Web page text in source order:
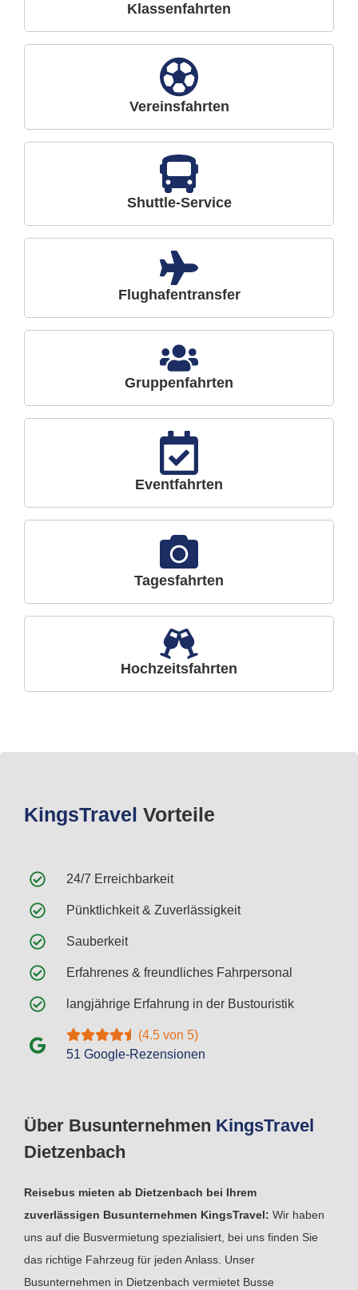
Klassenfahrten
Vereinsfahrten
Shuttle-Service
Flughafentransfer
Gruppenfahrten
Eventfahrten
Tagesfahrten
Hochzeitsfahrten
Über Busunternehmen KingsTravel
Dietzenbach
Reisebus mieten ab Dietzenbach bei Ihrem
zuverlässigen Busunternehmen KingsTravel: Wir haben
uns auf die Busvermietung spezialisiert, bei uns finden Sie
das richtige Fahrzeug für jeden Anlass. Unser
Busunternehmen in Dietzenbach vermietet Busse
KingsTravel Vorteile
24/7 Erreichbarkeit
Pünktlichkeit & Zuverlässigkeit
Sauberkeit
Erfahrenes & freundliches Fahrpersonal
langjährige Erfahrung in der Bustouristik
(4.5 von 5)
51 Google-Rezensionen